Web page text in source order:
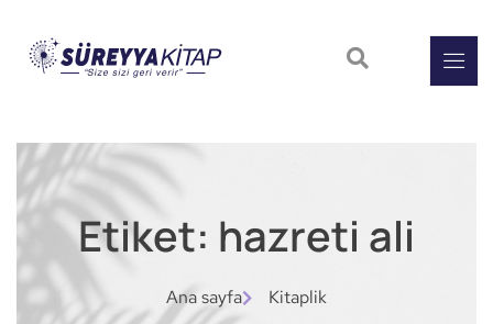
Etiket: hazreti ali
Ana sayfa Kitaplik